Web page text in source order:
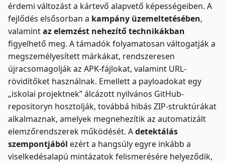
érdemi változást a kártevő alapvető képességeiben. A
fejlődés elsősorban a kampány üzemeltetésében,
valamintaz elemzést nehezítő technikákban
figyelhető meg. A támadók folyamatosan váltogatják a
megszemélyesített márkákat, rendszeresen
újracsomagolják az APK-fájlokat, valamint URL-
rövidítőket használnak. Emellett a payloadokat egy
„iskolai projektnek” álcázott nyilvános GitHub-
repositoryn hosztolják, továbbá hibás ZIP-struktúrákat
alkalmaznak, amelyek megnehezítik az automatizált
elemzőrendszerek működését. Adetektálás
szempontjából ezért a hangsúly egyre inkább a
viselkedésalapú mintázatok felismerésére helyeződik,